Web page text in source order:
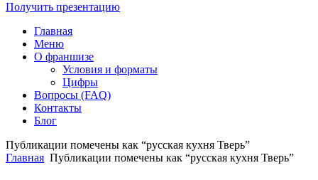
Получить презентацию
Главная
Меню
О франшизе
Условия и форматы
Цифры
Вопросы (FAQ)
Контакты
Блог
Публикации помечены как “русская кухня Тверь”
Главная Публикации помечены как “русская кухня Тверь”